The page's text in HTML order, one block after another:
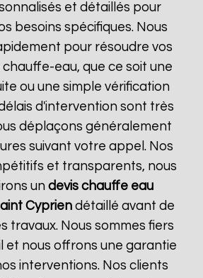
et détaillés pour
besoins spécifiques. Nous
pour résoudre vos
eau, que ce soit une
ou une simple vérification
d'intervention sont très
déplaçons généralement
suivant votre appel. Nos
et transparents, nous
un devis chauffe eau
Cyprien détaillé avant de
travaux. Nous sommes fiers
et nous offrons une garantie
interventions. Nos clients